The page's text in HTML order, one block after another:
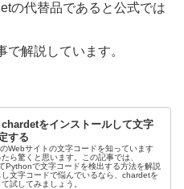
の代替品であると公式では
解説しています。
chardetをインストールして文字
する
Webサイトの文字コードを知っています
ら驚くと思います。この記事では、
Pythonで文字コードを検出する方法を解説
し文字コードで悩んでいるなら、chardetを
試してみましょう。